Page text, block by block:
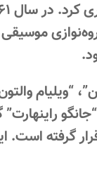
موسیقی
“ویلیام
“جانگو
گرفته است.